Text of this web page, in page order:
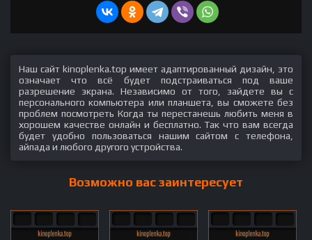
Наш сайт kinoplenka.top имеет адаптированный дизайн, это
означает что всё будет подстраиваться под ваше
разрешение экрана. Независимо от того, зайдете вы с
персонального компьютера или планшета, вы сможете без
проблем посмотреть Когда ты перестанешь любить меня в
хорошем качестве онлайн и бесплатно. Так что вам всегда
будет удобно пользоваться нашим сайтом с телефона,
айпада и любого другого устройства.
Возможно вас заинтересует